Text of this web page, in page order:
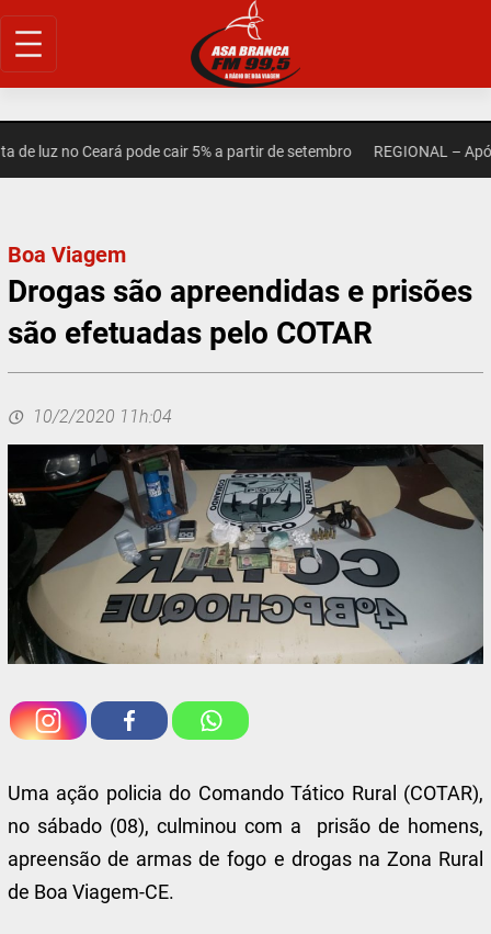
Pular
para
luz no Ceará pode cair 5% a partir de setembro REGIONAL – Após
Boa Viagem
Drogas são apreendidas e prisões
são efetuadas pelo COTAR
10/2/2020 11h:04
Uma ação policia do Comando Tático Rural (COTAR),
no sábado (08), culminou com a prisão de homens,
apreensão de armas de fogo e drogas na Zona Rural
de Boa Viagem-CE.